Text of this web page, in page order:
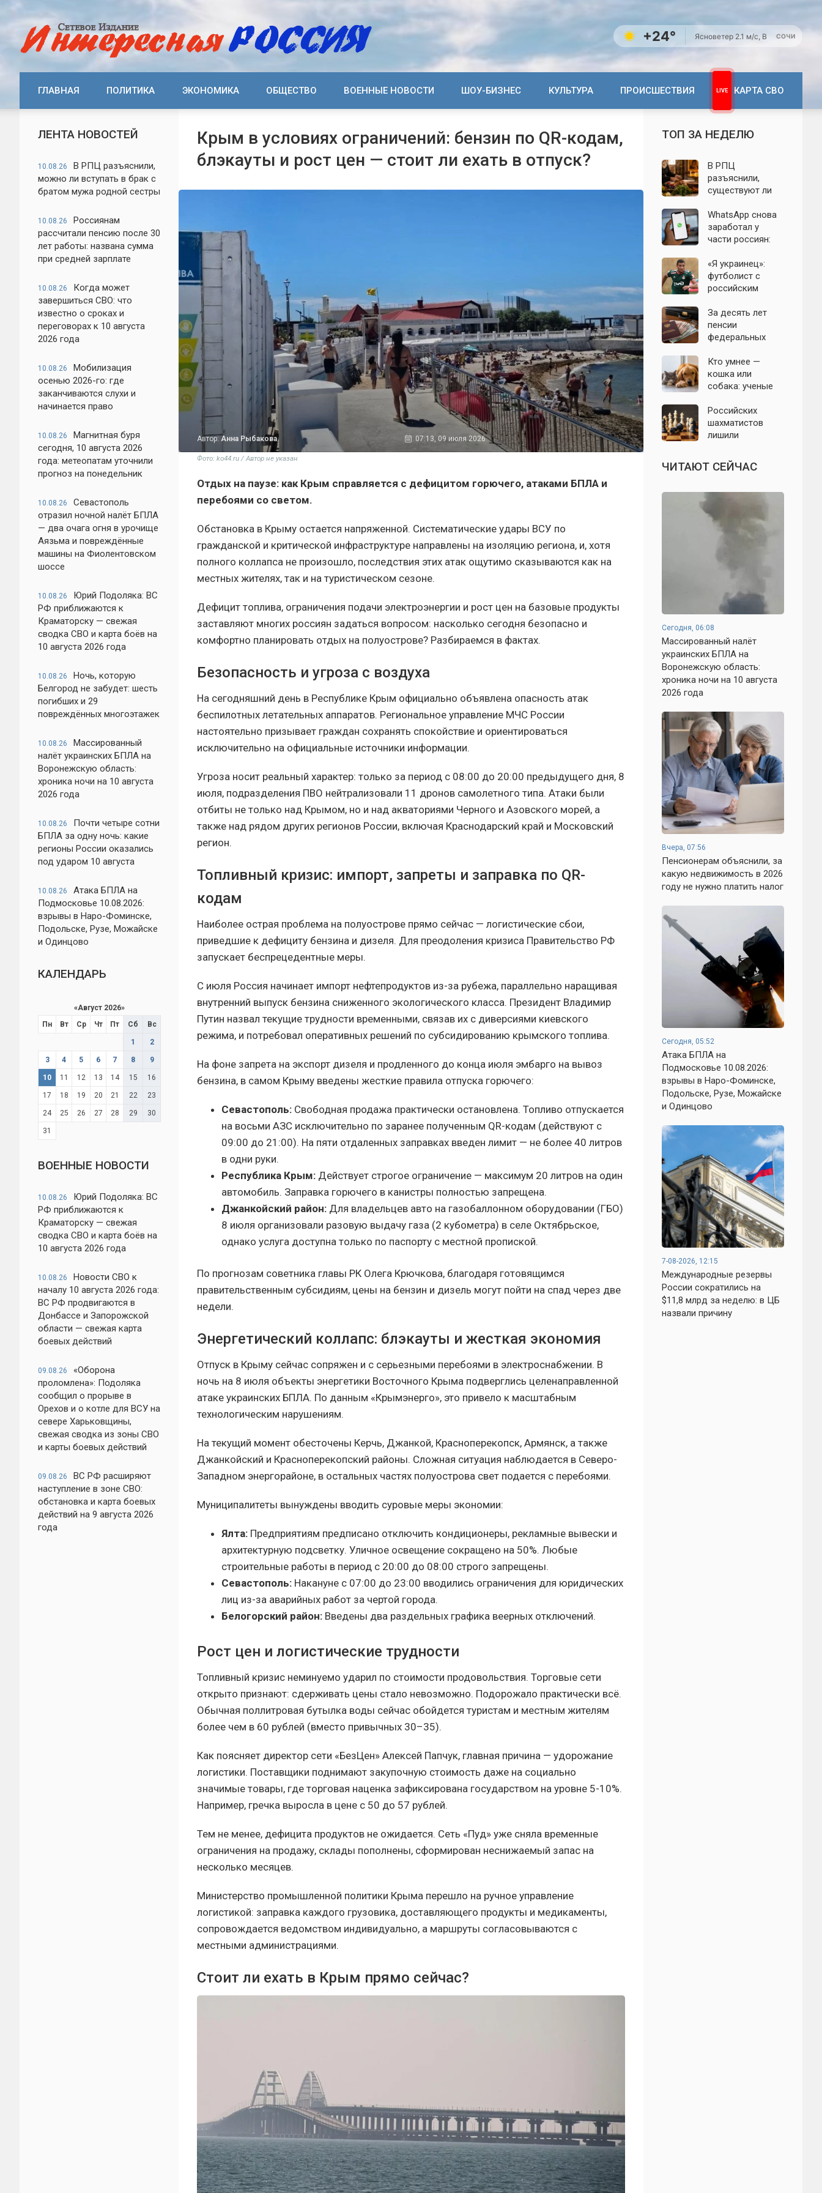
+24° Ясноветер 2.1 м/с, В СОЧИ
ГЛАВНАЯ ПОЛИТИКА ЭКОНОМИКА ОБЩЕСТВО ВОЕННЫЕ НОВОСТИ ШОУ-БИЗНЕС КУЛЬТУРА ПРОИСШЕСТВИЯ КАРТА СВО
ЛЕНТА НОВОСТЕЙ
10.08.26
В РПЦ разъяснили,
можно ли вступать в брак с
братом мужа родной сестры
10.08.26
Россиянам
рассчитали пенсию после 30
лет работы: названа сумма
при средней зарплате
10.08.26
Когда может
завершиться СВО: что
известно о сроках и
переговорах к 10 августа
2026 года
10.08.26
Мобилизация
осенью 2026-го: где
заканчиваются слухи и
начинается право
10.08.26
Магнитная буря
сегодня, 10 августа 2026
года: метеопатам уточнили
прогноз на понедельник
10.08.26
Севастополь
отразил ночной налёт БПЛА
— два очага огня в урочище
Аязьма и повреждённые
машины на Фиолентовском
шоссе
10.08.26
Юрий Подоляка: ВС
РФ приближаются к
Краматорску — свежая
сводка СВО и карта боёв на
10 августа 2026 года
10.08.26
Ночь, которую
Белгород не забудет: шесть
погибших и 29
повреждённых многоэтажек
10.08.26
Массированный
налёт украинских БПЛА на
Воронежскую область:
хроника ночи на 10 августа
2026 года
10.08.26
Почти четыре сотни
БПЛА за одну ночь: какие
регионы России оказались
под ударом 10 августа
10.08.26
Атака БПЛА на
Подмосковье 10.08.2026:
взрывы в Наро-Фоминске,
Подольске, Рузе, Можайске
и Одинцово
КАЛЕНДАРЬ
«Август 2026»
Пн
Вт Ср Чт Пт Сб Вс
1 2
3 4 5 6 7 8 9
10 11 12 13 14 15 16
17 18 19 20 21 22 23
24 25 26 27 28 29 30
31
ВОЕННЫЕ НОВОСТИ
10.08.26
Юрий Подоляка: ВС
РФ приближаются к
Краматорску — свежая
сводка СВО и карта боёв на
10 августа 2026 года
10.08.26
Новости СВО к
началу 10 августа 2026 года:
ВС РФ продвигаются в
Донбассе и Запорожской
области — свежая карта
боевых действий
09.08.26
«Оборона
проломлена»: Подоляка
сообщил о прорыве в
Орехов и о котле для ВСУ на
севере Харьковщины,
свежая сводка из зоны СВО
и карты боевых действий
09.08.26
ВС РФ расширяют
наступление в зоне СВО:
обстановка и карта боевых
действий на 9 августа 2026
года
Крым в условиях ограничений: бензин по QR-кодам,
блэкауты и рост цен — стоит ли ехать в отпуск?
Автор: Анна Рыбакова 07:13, 09 июля 2026
Фото: ko44.ru / Автор не указан
Отдых на паузе: как Крым справляется с дефицитом горючего, атаками БПЛА и
перебоями со светом.
Обстановка в Крыму остается напряженной. Систематические удары ВСУ по
гражданской и критической инфраструктуре направлены на изоляцию региона, и, хотя
полного коллапса не произошло, последствия этих атак ощутимо сказываются как на
местных жителях, так и на туристическом сезоне.
Дефицит топлива, ограничения подачи электроэнергии и рост цен на базовые продукты
заставляют многих россиян задаться вопросом: насколько сегодня безопасно и
комфортно планировать отдых на полуострове? Разбираемся в фактах.
Безопасность и угроза с воздуха
На сегодняшний день в Республике Крым официально объявлена опасность атак
беспилотных летательных аппаратов. Региональное управление МЧС России
настоятельно призывает граждан сохранять спокойствие и ориентироваться
исключительно на официальные источники информации.
Угроза носит реальный характер: только за период с 08:00 до 20:00 предыдущего дня, 8
июля, подразделения ПВО нейтрализовали 11 дронов самолетного типа. Атаки были
отбиты не только над Крымом, но и над акваториями Черного и Азовского морей, а
также над рядом других регионов России, включая Краснодарский край и Московский
регион.
Топливный кризис: импорт, запреты и заправка по QR-
кодам
Наиболее острая проблема на полуострове прямо сейчас — логистические сбои,
приведшие к дефициту бензина и дизеля. Для преодоления кризиса Правительство РФ
запускает беспрецедентные меры.
С июля Россия начинает импорт нефтепродуктов из-за рубежа, параллельно наращивая
внутренний выпуск бензина сниженного экологического класса. Президент Владимир
Путин назвал текущие трудности временными, связав их с диверсиями киевского
режима, и потребовал оперативных решений по субсидированию крымского топлива.
На фоне запрета на экспорт дизеля и продленного до конца июля эмбарго на вывоз
бензина, в самом Крыму введены жесткие правила отпуска горючего:
Севастополь: Свободная продажа практически остановлена. Топливо отпускается
на восьми АЗС исключительно по заранее полученным QR-кодам (действуют с
09:00 до 21:00). На пяти отдаленных заправках введен лимит — не более 40 литров
в одни руки.
Республика Крым: Действует строгое ограничение — максимум 20 литров на один
автомобиль. Заправка горючего в канистры полностью запрещена.
Джанкойский район: Для владельцев авто на газобаллонном оборудовании (ГБО)
8 июля организовали разовую выдачу газа (2 кубометра) в селе Октябрьское,
однако услуга доступна только по паспорту с местной пропиской.
По прогнозам советника главы РК Олега Крючкова, благодаря готовящимся
правительственным субсидиям, цены на бензин и дизель могут пойти на спад через две
недели.
Энергетический коллапс: блэкауты и жесткая экономия
Отпуск в Крыму сейчас сопряжен и с серьезными перебоями в электроснабжении. В
ночь на 8 июля объекты энергетики Восточного Крыма подверглись целенаправленной
атаке украинских БПЛА. По данным «Крымэнерго», это привело к масштабным
технологическим нарушениям.
На текущий момент обесточены Керчь, Джанкой, Красноперекопск, Армянск, а также
Джанкойский и Красноперекопский районы. Сложная ситуация наблюдается в Северо-
Западном энергорайоне, в остальных частях полуострова свет подается с перебоями.
Муниципалитеты вынуждены вводить суровые меры экономии:
Ялта: Предприятиям предписано отключить кондиционеры, рекламные вывески и
архитектурную подсветку. Уличное освещение сокращено на 50%. Любые
строительные работы в период с 20:00 до 08:00 строго запрещены.
Севастополь: Накануне с 07:00 до 23:00 вводились ограничения для юридических
лиц из-за аварийных работ за чертой города.
Белогорский район: Введены два раздельных графика веерных отключений.
Рост цен и логистические трудности
Топливный кризис неминуемо ударил по стоимости продовольствия. Торговые сети
открыто признают: сдерживать цены стало невозможно. Подорожало практически всё.
Обычная поллитровая бутылка воды сейчас обойдется туристам и местным жителям
более чем в 60 рублей (вместо привычных 30–35).
Как поясняет директор сети «БезЦен» Алексей Папчук, главная причина — удорожание
логистики. Поставщики поднимают закупочную стоимость даже на социально
значимые товары, где торговая наценка зафиксирована государством на уровне 5-10%.
Например, гречка выросла в цене с 50 до 57 рублей.
Тем не менее, дефицита продуктов не ожидается. Сеть «Пуд» уже сняла временные
ограничения на продажу, склады пополнены, сформирован неснижаемый запас на
несколько месяцев.
Министерство промышленной политики Крыма перешло на ручное управление
логистикой: заправка каждого грузовика, доставляющего продукты и медикаменты,
сопровождается ведомством индивидуально, а маршруты согласовываются с
местными администрациями.
Стоит ли ехать в Крым прямо сейчас?
ТОП ЗА НЕДЕЛЮ
В РПЦ
разъяснили,
существуют ли
которые
православным
нельзя есть даже
WhatsApp снова
заработал у
части россиян:
объяснил
неожиданный
сбой блокировки
«Я украинец»:
футболист с
российским
Мампасси уехал
из России и
сделал
За десять лет
пенсии
федеральных
выросли более
чем вдвое
Кто умнее —
кошка или
собака: ученые
почему число
нейронов не дает
ответа
Российских
шахматистов
лишили
Олимпиады-2026:
названа причина
ЧИТАЮТ СЕЙЧАС
Сегодня, 06:08
Массированный налёт
украинских БПЛА на
Воронежскую область:
хроника ночи на 10 августа
2026 года
Вчера, 07:56
Пенсионерам объяснили, за
какую недвижимость в 2026
году не нужно платить налог
Сегодня, 05:52
Атака БПЛА на
Подмосковье 10.08.2026:
взрывы в Наро-Фоминске,
Подольске, Рузе, Можайске
и Одинцово
7-08-2026, 12:15
Международные резервы
России сократились на
$11,8 млрд за неделю: в ЦБ
назвали причину